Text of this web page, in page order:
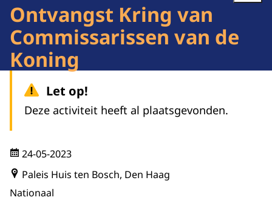
Ontvangst Kring van
Commissarissen van de
Koning
Let op!
Deze activiteit heeft al plaatsgevonden.
24-05-2023
Paleis Huis ten Bosch, Den Haag
Nationaal